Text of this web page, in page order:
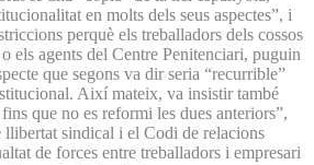
en molts dels seus aspectes”, i
perquè els treballadors dels cossos
els agents del Centre Penitenciari, puguin
que segons va dir seria “recurrible”
Així mateix, va insistir també
que no es reformi les dues anteriors”,
llibertat sindical i el Codi de relacions
de forces entre treballadors i empresari